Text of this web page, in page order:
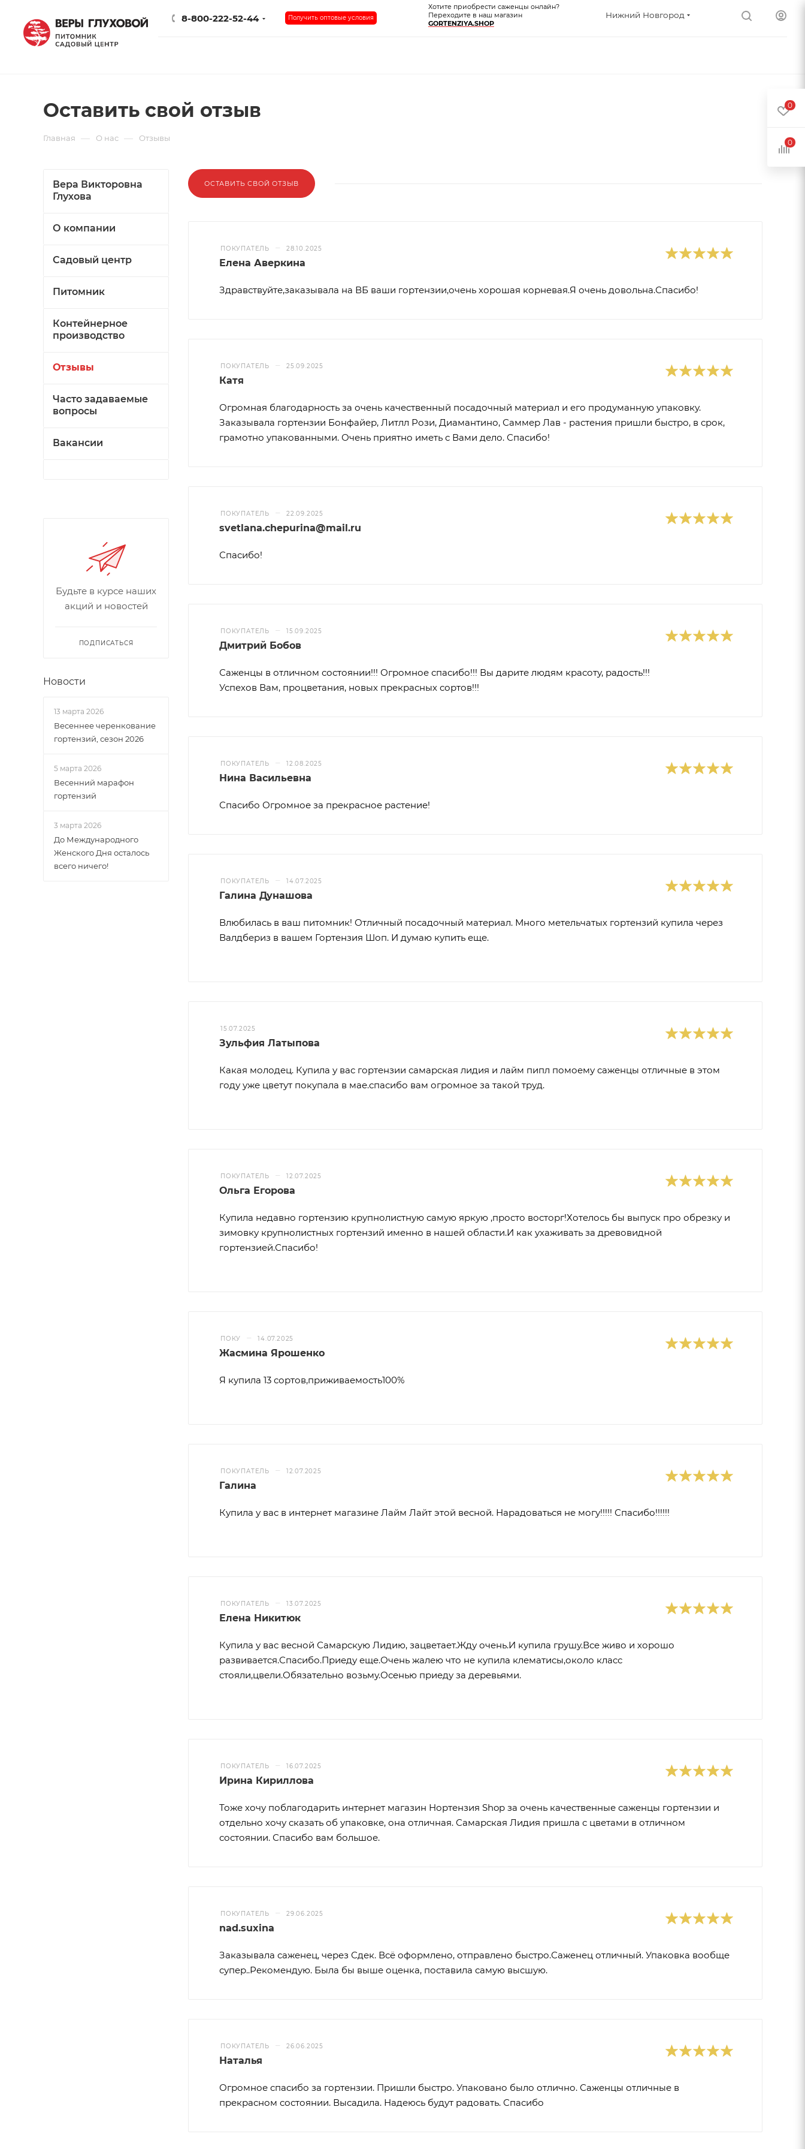
8-800-222-52-44 Получить оптовые условия
Хотите приобрести саженцы онлайн?
Переходите в наш магазин
GORTENZIYA.SHOP
Нижний Новгород
Оставить свой отзыв
Главная — О нас — Отзывы
ОСТАВИТЬ СВОЙ ОТЗЫВ
ПОКУПАТЕЛЬ – 28.10.2025
Елена Аверкина
Здравствуйте,заказывала на ВБ ваши гортензии,очень хорошая корневая.Я очень довольна.Спасибо!
ПОКУПАТЕЛЬ – 25.09.2025
Катя
Огромная благодарность за очень качественный посадочный материал и его продуманную упаковку.
Заказывала гортензии Бонфайер, Литлл Рози, Диамантино, Саммер Лав - растения пришли быстро, в срок,
грамотно упакованными. Очень приятно иметь с Вами дело. Спасибо!
ПОКУПАТЕЛЬ – 22.09.2025
svetlana.chepurina@mail.ru
Спасибо!
ПОКУПАТЕЛЬ – 15.09.2025
Дмитрий Бобов
Саженцы в отличном состоянии!!! Огромное спасибо!!! Вы дарите людям красоту, радость!!!
Успехов Вам, процветания, новых прекрасных сортов!!!
ПОКУПАТЕЛЬ – 12.08.2025
Нина Васильевна
Спасибо Огромное за прекрасное растение!
ПОКУПАТЕЛЬ – 14.07.2025
Галина Дунашова
Влюбилась в ваш питомник! Отличный посадочный материал. Много метельчатых гортензий купила через
Валдбериз в вашем Гортензия Шоп. И думаю купить еще.
15.07.2025
Зульфия Латыпова
Какая молодец. Купила у вас гортензии самарская лидия и лайм пипл помоему саженцы отличные в этом
году уже цветут покупала в мае.спасибо вам огромное за такой труд.
ПОКУПАТЕЛЬ – 12.07.2025
Ольга Егорова
Купила недавно гортензию крупнолистную самую яркую ,просто восторг!Хотелось бы выпуск про обрезку и
зимовку крупнолистных гортензий именно в нашей области.И как ухаживать за древовидной
гортензией.Спасибо!
ПОКУ – 14.07.2025
Жасмина Ярошенко
Я купила 13 сортов,приживаемость100%
ПОКУПАТЕЛЬ – 12.07.2025
Галина
Купила у вас в интернет магазине Лайм Лайт этой весной. Нарадоваться не могу!!!!! Спасибо!!!!!!
ПОКУПАТЕЛЬ – 13.07.2025
Елена Никитюк
Купила у вас весной Самарскую Лидию, зацветает.Жду очень.И купила грушу.Все живо и хорошо
развивается.Спасибо.Приеду еще.Очень жалею что не купила клематисы,около класс
стояли,цвели.Обязательно возьму.Осенью приеду за деревьями.
ПОКУПАТЕЛЬ – 16.07.2025
Ирина Кириллова
Тоже хочу поблагодарить интернет магазин Нортензия Shop за очень качественные саженцы гортензии и
отдельно хочу сказать об упаковке, она отличная. Самарская Лидия пришла с цветами в отличном
состоянии. Спасибо вам большое.
ПОКУПАТЕЛЬ – 29.06.2025
nad.suxina
Заказывала саженец, через Сдек. Всё оформлено, отправлено быстро.Саженец отличный. Упаковка вообще
супер..Рекомендую. Была бы выше оценка, поставила самую высшую.
ПОКУПАТЕЛЬ – 26.06.2025
Наталья
Огромное спасибо за гортензии. Пришли быстро. Упаковано было отлично. Саженцы отличные в
прекрасном состоянии. Высадила. Надеюсь будут радовать. Спасибо
Вера Викторовна
Глухова
О компании
Садовый центр
Питомник
Контейнерное
производство
Отзывы
Часто задаваемые
вопросы
Вакансии
Будьте в курсе наших
акций и новостей
ПОДПИСАТЬСЯ
Новости
13 марта 2026
Весеннее черенкование
гортензий, сезон 2026
5 марта 2026
Весенний марафон
гортензий
3 марта 2026
До Международного
Женского Дня осталось
всего ничего!
0
0